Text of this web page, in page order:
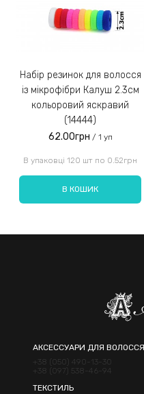
Замовлення
Введіть код, вказаний
Набір резинок для волосся
із мікрофібри Калуш 2.3см
кольоровий яскравий
(14444)
62.00грн / 1 уп
В упаковці 120 шт по 0.52грн
В КОШИК
АКСЕССУАРИ ДЛЯ ВОЛОССЯ
+38 (050) 490-13-30
+38 (097) 538-46-94
ТЕКСТИЛЬ